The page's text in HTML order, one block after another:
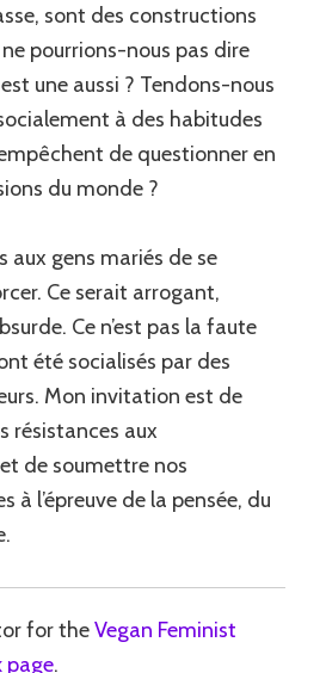
sont des constructions
pourrions-nous pas dire
une aussi ? Tendons-nous
à des habitudes
de questionner en
du monde ?
aux gens mariés de se
Ce serait arrogant,
Ce n’est pas la faute
été socialisés par des
Mon invitation est de
résistances aux
de soumettre nos
à l’épreuve de la pensée, du
for theVegan Feminist
page.